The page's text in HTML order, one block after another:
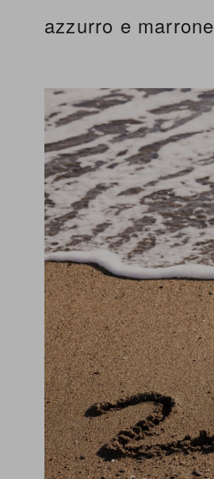
azzurro e marrone